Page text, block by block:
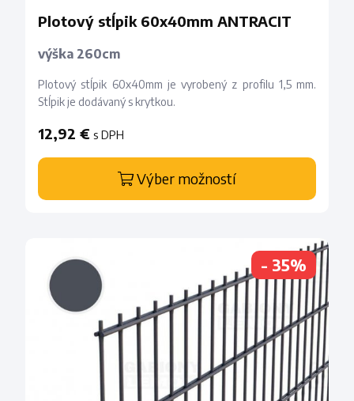
Plotový stĺpik 60x40mm ANTRACIT
výška 260cm
Plotový stĺpik 60x40mm je vyrobený z profilu 1,5 mm.
Stĺpik je dodávaný s krytkou.
12,92 € s DPH
Výber možností
- 35%